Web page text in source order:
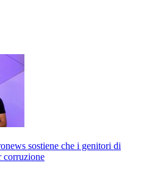
sostiene che i genitori di
corruzione